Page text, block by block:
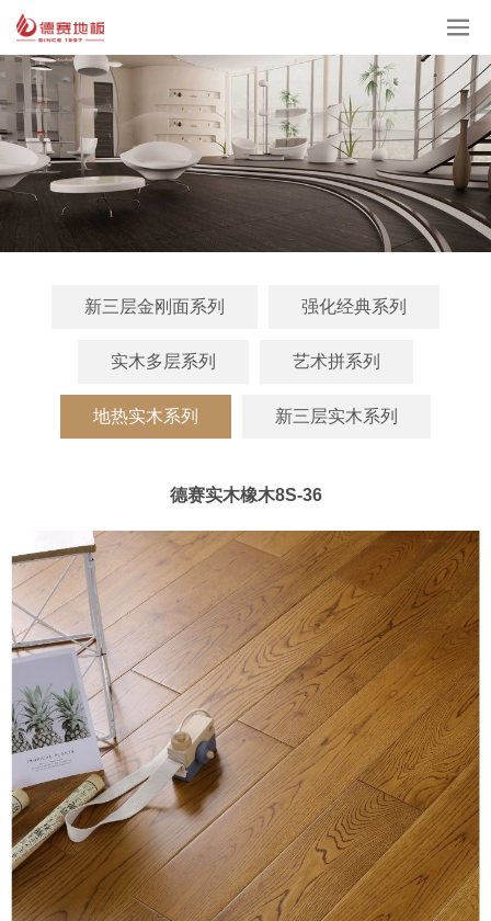
新三层金刚面系列 强化经典系列
实木多层系列 艺术拼系列
地热实木系列 新三层实木系列
德赛实木橡木8S-36